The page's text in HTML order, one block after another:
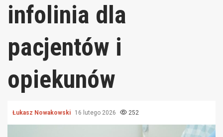
infolinia dla
pacjentów i
opiekunów
Łukasz Nowakowski 16 lutego 2026 252